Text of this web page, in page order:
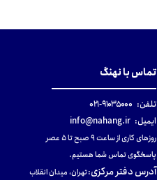
تماس با نهنگ
تلفن: ۹۱۰۳۵۰۰۰-۰۲۱
ایمیل: info@nahang.ir
روزهای کاری از ساعت ۹ صبح تا ۵ عصر
پاسخگوی تماس شما هستیم.
آدرس دفتر مرکزی:تهران، میدان انقلاب